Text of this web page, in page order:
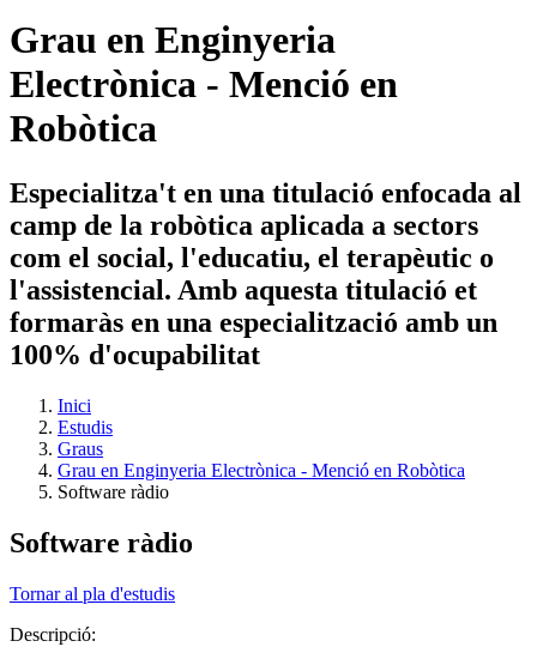
Grau en Enginyeria
Electrònica - Menció en
Robòtica
Especialitza't en una titulació enfocada al
camp de la robòtica aplicada a sectors
com el social, l'educatiu, el terapèutic o
l'assistencial. Amb aquesta titulació et
formaràs en una especialització amb un
100% d'ocupabilitat
Inici
Estudis
Graus
Grau en Enginyeria Electrònica - Menció en Robòtica
Software ràdio
Software ràdio
Tornar al pla d'estudis
Descripció: